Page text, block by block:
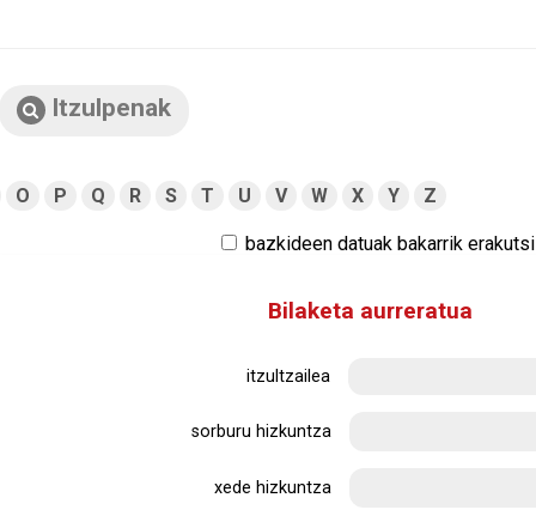
Itzulpenak
O P Q R S T U V W X Y Z
bazkideen datuak bakarrik erakutsi
Bilaketa aurreratua
itzultzailea
sorburu hizkuntza
xede hizkuntza